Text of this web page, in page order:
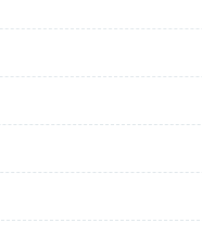
приглушают звук;
обеспечит